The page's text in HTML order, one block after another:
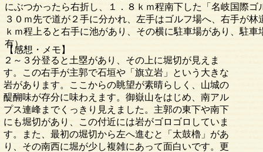
２～３分登ると土塁があり、その上に堀切が見えま
す。この右手が主郭で石垣や「旗立岩」という大きな
岩があります。ここからの眺望が素晴らしく、山城の
醍醐味が存分に味わえます。御嶽山をはじめ、南アル
プス連峰までくっきり見えました。主郭の東下や南下
にも堀切があり、この付近には岩がゴロゴロしていま
す。また、最初の堀切から左へ進むと「太鼓櫓」があ
り、その南西に堀が少し複雑にあって面白いです。更
【感想・メモ】
にぶつかったら右折し、１．８ｋｍ程南下した「名岐国際
３０ｍ先で道が２手に分かれ、左手はゴルフ場へ、右手が
ｋｍ程上ると右手に池があり、その横に駐車場があり、駐
有）。